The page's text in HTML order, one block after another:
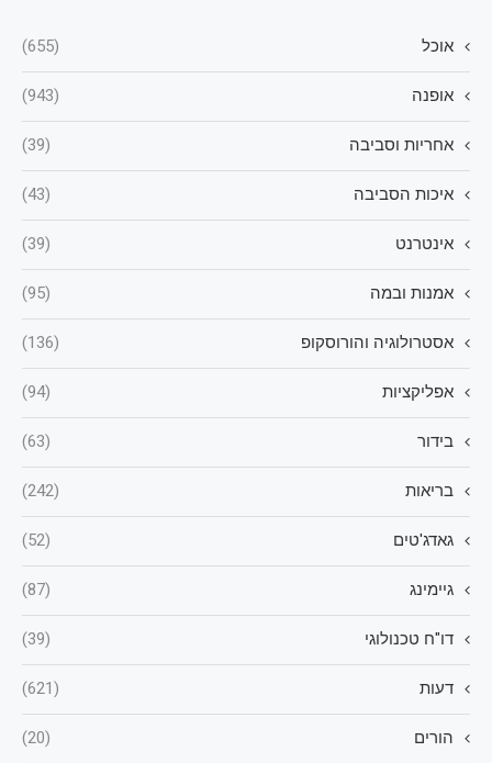
אוכל (655)
אופנה (943)
אחריות וסביבה (39)
איכות הסביבה (43)
אינטרנט (39)
אמנות ובמה (95)
אסטרולוגיה והורוסקופ (136)
אפליקציות (94)
בידור (63)
בריאות (242)
גאדג'טים (52)
גיימינג (87)
דו"ח טכנולוגי (39)
דעות (621)
הורים (20)